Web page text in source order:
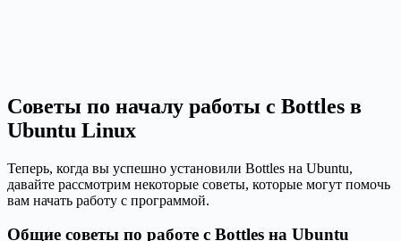
Советы по началу работы с Bottles в
Ubuntu Linux
Теперь, когда вы успешно установили Bottles на Ubuntu,
давайте рассмотрим некоторые советы, которые могут помочь
вам начать работу с программой.
Общие советы по работе с Bottles на Ubuntu